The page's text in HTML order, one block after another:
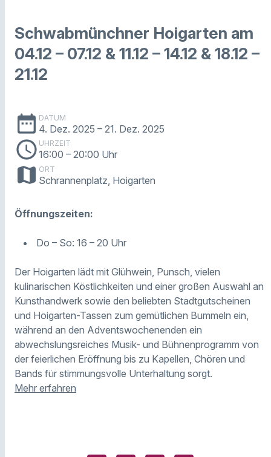
Schwabmünchner Hoigarten am
04.12 – 07.12 & 11.12 – 14.12 & 18.12 –
21.12
date_range DATUM
4. Dez. 2025 – 21. Dez. 2025
schedule UHRZEIT
16:00 – 20:00 Uhr
map ORT
Schrannenplatz, Hoigarten
Öffnungszeiten:
Do – So: 16 – 20 Uhr
Der Hoigarten lädt mit Glühwein, Punsch, vielen
kulinarischen Köstlichkeiten und einer großen Auswahl an
Kunsthandwerk sowie den beliebten Stadtgutscheinen
und Hoigarten-Tassen zum gemütlichen Bummeln ein,
während an den Adventswochenenden ein
abwechslungsreiches Musik- und Bühnenprogramm von
der feierlichen Eröffnung bis zu Kapellen, Chören und
Bands für stimmungsvolle Unterhaltung sorgt.
Mehr erfahren